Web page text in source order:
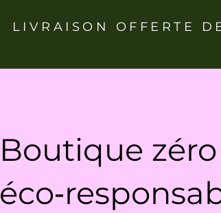
LIVRAISON OFFERTE
Boutique